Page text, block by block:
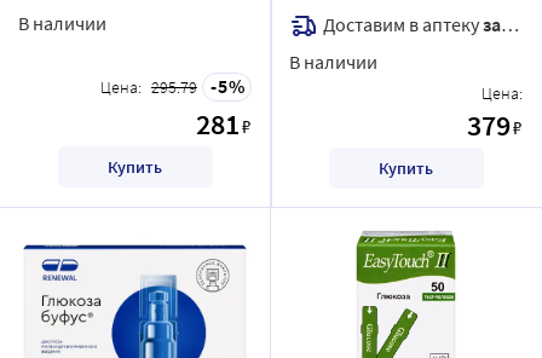
В наличии
Цена: 295.79 5
281₽
Купить
Доставим в аптекузавтра
В наличии
Цена:
379₽
Купить